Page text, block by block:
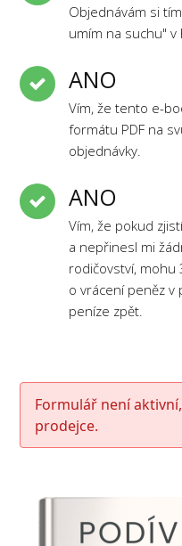
Objednávám si
umím na suchu"
ANO
Vím, že tento e-
formátu PDF na
objednávky.
ANO
Vím, že pokud
a nepřinesl mi
rodičovství, mohu
o vrácení peněz v
peníze zpět.
Formulář není
prodejce.